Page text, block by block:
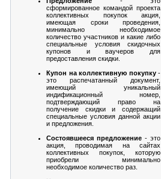
сформированное командой проекта
коллективных покупок акция,
имеющая сроки проведения,
минимально необходимое
количество участников и какие либо
специальные условия скидочных
купонов и ваучеров для
предоставления скидки.
Купон на коллективную покупку-
это распечатанный документ,
имеющий уникальный
индификационный номер,
подтверждающий право на
получение скидки и содержащий
специальные условия данной акции
и предложения.
Состоявшееся предложение - это
акция, проводимая на сайтах
коллективных покупок, которую
приобрели минимально
необходимое количество раз.